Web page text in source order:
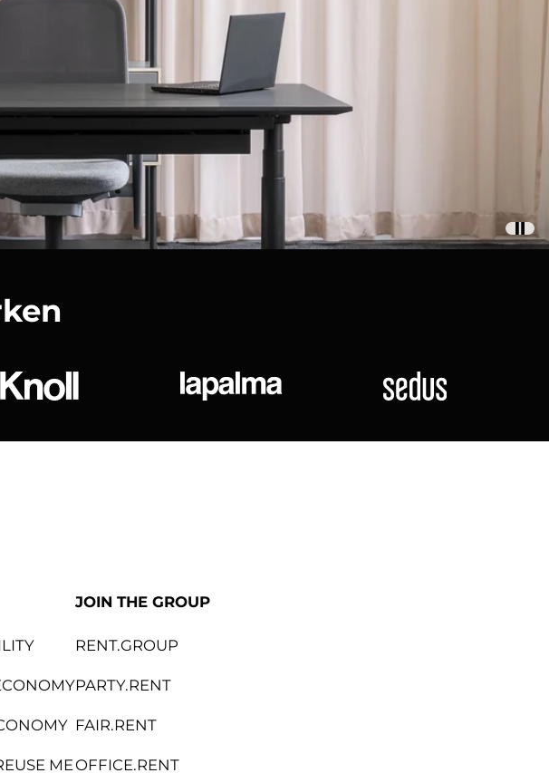
ME
JOIN THE GROUP
RENT.GROUP
PARTY.RENT
FAIR.RENT
OFFICE.RENT